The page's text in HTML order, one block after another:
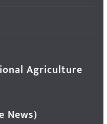
Agriculture
News)